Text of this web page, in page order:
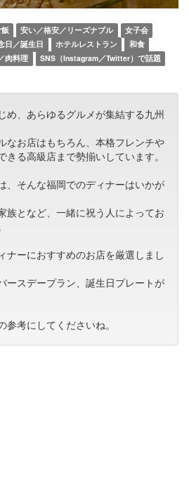
安い／格安／リーズナブル
女子会
日／誕生日 ホテルレストラン
和食
肉料理 SNS（Instagram／Twitter）で話題
め、あらゆるグルメが集結する九州
なお店はもちろん、本格フレンチや
る高級店まで勢揃いしています。
、そんな福岡でのディナーはいかが
族となど、一緒に祝う人によってお
ナーにおすすめのお店を厳選しまし
ースデープラン、誕生日プレートが
考にしてくださいね。